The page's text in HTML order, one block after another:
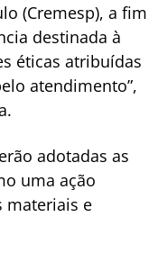
(Cremesp), a fim
destinada à
éticas atribuídas
atendimento”,
adotadas as
uma ação
materiais e